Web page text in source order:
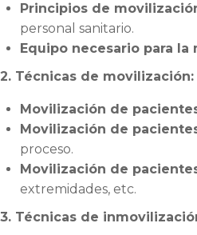
Principios de
personal sanitario.
Equipo necesario para
2. Técnicas de movilización:
Movilización de
Movilización de
proceso.
Movilización de
extremidades, etc.
3. Técnicas de